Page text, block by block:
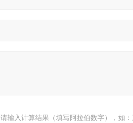
请输入计算结果（填写阿拉伯数字），如